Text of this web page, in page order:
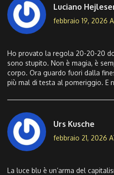
Luciano
febbraio 19, 2026
Ho provato la regola 20-20-20
sono stupito. Non è magia, è
corpo. Ora guardo fuori dalla
più mal di testa al pomeriggio. E
Urs Kusche
febbraio 21, 2026
La luce blu è un’arma del